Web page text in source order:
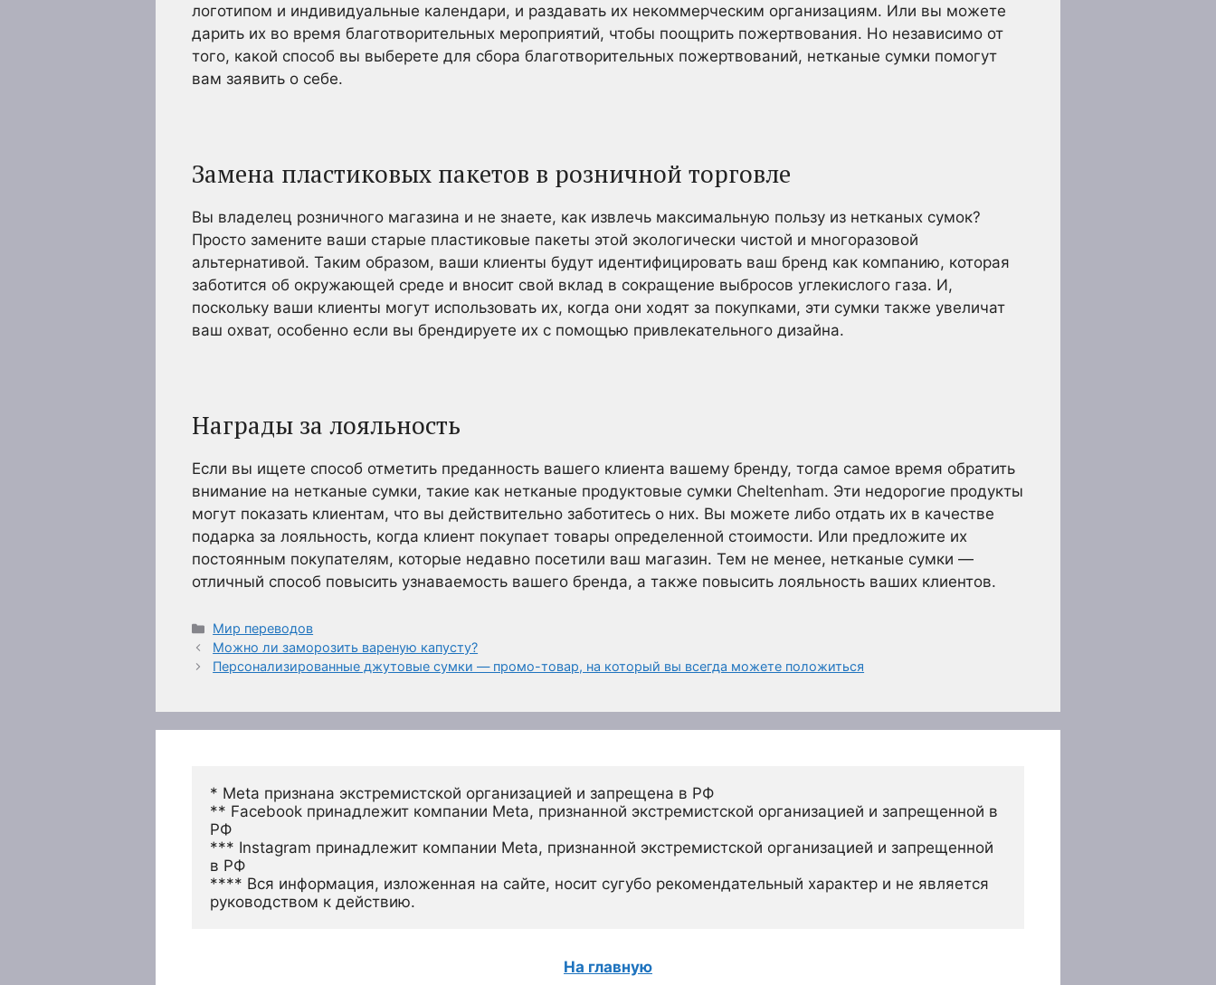
логотипом и индивидуальные календари, и раздавать их некоммерческим организациям. Или вы можете
дарить их во время благотворительных мероприятий, чтобы поощрить пожертвования. Но независимо от
того, какой способ вы выберете для сбора благотворительных пожертвований, нетканые сумки помогут
вам заявить о себе.
Замена пластиковых пакетов в розничной торговле
Вы владелец розничного магазина и не знаете, как извлечь максимальную пользу из нетканых сумок?
Просто замените ваши старые пластиковые пакеты этой экологически чистой и многоразовой
альтернативой. Таким образом, ваши клиенты будут идентифицировать ваш бренд как компанию, которая
заботится об окружающей среде и вносит свой вклад в сокращение выбросов углекислого газа. И,
поскольку ваши клиенты могут использовать их, когда они ходят за покупками, эти сумки также увеличат
ваш охват, особенно если вы брендируете их с помощью привлекательного дизайна.
Награды за лояльность
Если вы ищете способ отметить преданность вашего клиента вашему бренду, тогда самое время обратить
внимание на нетканые сумки, такие как нетканые продуктовые сумки Cheltenham. Эти недорогие продукты
могут показать клиентам, что вы действительно заботитесь о них. Вы можете либо отдать их в качестве
подарка за лояльность, когда клиент покупает товары определенной стоимости. Или предложите их
постоянным покупателям, которые недавно посетили ваш магазин. Тем не менее, нетканые сумки —
отличный способ повысить узнаваемость вашего бренда, а также повысить лояльность ваших клиентов.
Рубрики
Мир переводов
Можно ли заморозить вареную капусту?
Персонализированные джутовые сумки — промо-товар, на который вы всегда можете положиться
* Meta признана экстремистской организацией и запрещена в РФ
** Facebook принадлежит компании Meta, признанной экстремистской организацией и запрещенной в
РФ
*** Instagram принадлежит компании Meta, признанной экстремистской организацией и запрещенной
в РФ
**** Вся информация, изложенная на сайте, носит сугубо рекомендательный характер и не является
руководством к действию.
На главную